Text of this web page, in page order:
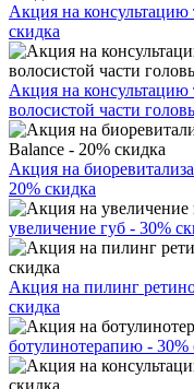
Акция на консультацию
скидка
Акция на консультацию
волосистой части
Акция на
20% скидка
увеличение губ - 30%
Акция на пилинг
скидка
ботулинотерапию - 30%